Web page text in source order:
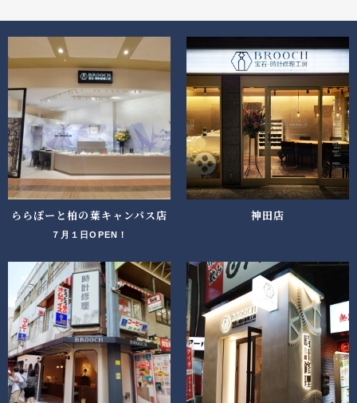
ららぽーと柏の葉キャンパス店
７月１日OPEN！
神田店